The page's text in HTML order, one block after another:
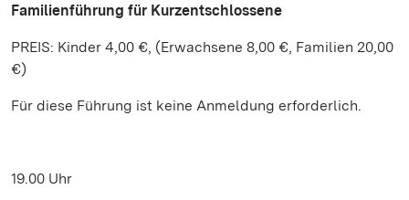
Familienführung für Kurzentschlossene
PREIS: Kinder 4,00 €, (Erwachsene 8,00 €, Familien 20,00
€)
Für diese Führung ist keine Anmeldung erforderlich.
19.00 Uhr